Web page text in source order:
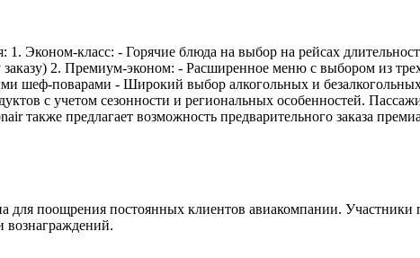
Эконом-класс: - Горячие блюда на выбор на рейсах
2. Премиум-эконом: - Расширенное меню с выбором из
шеф-поварами - Широкий выбор алкогольных и
с учетом сезонности и региональных особенностей.
также предлагает возможность предварительного заказа
для поощрения постоянных клиентов авиакомпании.
вознаграждений.